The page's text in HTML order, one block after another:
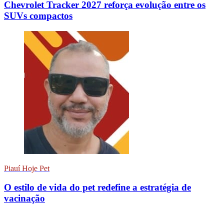
Chevrolet Tracker 2027 reforça evolução entre os
SUVs compactos
Piauí Hoje Pet
O estilo de vida do pet redefine a estratégia de
vacinação